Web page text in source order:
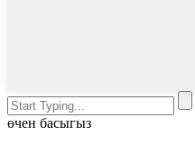
өчен басыгыз